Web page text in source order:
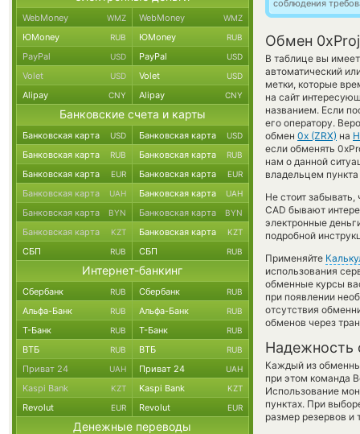
соблюдения
Обмен
В таблице вы
автоматический
метки, которые
на сайт
названием. Если
его оператору.
обмен 0x (ZRX) на
если обменять
нам о данной
владельцем
Не стоит
CAD бывают
электронные
подробной
Применяйте
использования
обменные курсы
при появлении
отсутствия
обменов через
Надежность
Каждый из
при этом команда
Использование
пунктах. При
размер резервов и
WebMoney WMZ WebMoney WMZ
ЮMoney RUB ЮMoney RUB
PayPal USD PayPal USD
Volet USD Volet USD
Alipay CNY Alipay CNY
Банковские счета и карты
Банковская карта USD Банковская карта USD
Банковская карта RUB Банковская карта RUB
Банковская карта EUR Банковская карта EUR
Банковская карта UAH Банковская карта UAH
Банковская карта BYN Банковская карта BYN
Банковская карта KZT Банковская карта KZT
СБП RUB СБП RUB
Интернет-банкинг
Сбербанк RUB Сбербанк RUB
Альфа-Банк RUB Альфа-Банк RUB
Т-Банк RUB Т-Банк RUB
ВТБ RUB ВТБ RUB
Приват 24 UAH Приват 24 UAH
Kaspi Bank KZT Kaspi Bank KZT
Revolut EUR Revolut EUR
Денежные переводы